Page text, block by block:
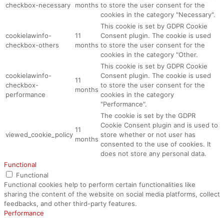
checkbox-necessary
months to store the user consent for the
cookies in the category "Necessary".
cookielawinfo-
checkbox-others
11
months
This cookie is set by GDPR Cookie
Consent plugin. The cookie is used
to store the user consent for the
cookies in the category "Other.
cookielawinfo-
checkbox-
performance
11
months
This cookie is set by GDPR Cookie
Consent plugin. The cookie is used
to store the user consent for the
cookies in the category
"Performance".
viewed_cookie_policy
11
months
The cookie is set by the GDPR
Cookie Consent plugin and is used to
store whether or not user has
consented to the use of cookies. It
does not store any personal data.
Functional
Functional
Functional cookies help to perform certain functionalities like
sharing the content of the website on social media platforms, collect
feedbacks, and other third-party features.
Performance